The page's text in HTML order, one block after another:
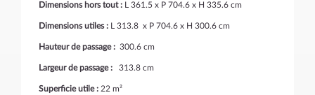
Dimensions hors tout : L 361.5 x P 704.6 x H 335.6 cm
Dimensions utiles : L 313.8 x P 704.6 x H 300.6 cm
Hauteur de passage : 300.6 cm
Largeur de passage : 313.8 cm
Superficie utile : 22 m²